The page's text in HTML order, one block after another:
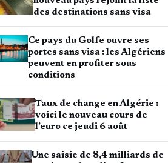
des destinations sans visa
Ce pays du Golfe ouvre ses
portes sans visa : les Algériens
peuvent en profiter sous
conditions
Taux de change en Algérie :
voici le nouveau cours de
l’euro ce jeudi 6 août
Une saisie de 8,4 milliards de